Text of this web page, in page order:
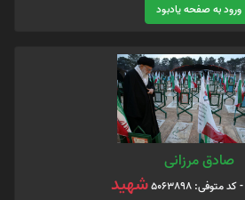
ورود به صفحه یادبود
صادق مرزانی
شهید